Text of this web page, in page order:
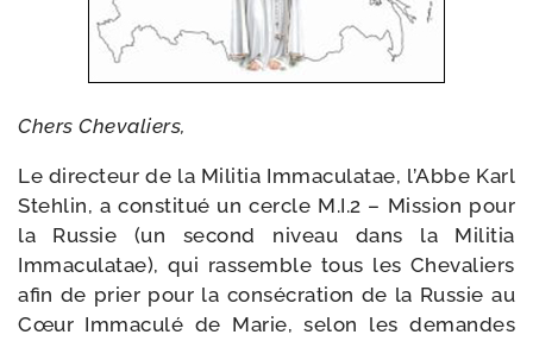
Chers Chevaliers,
Le direc­teur de la Militia Immaculatae, l’Abbe Karl
Stehlin, a consti­tué un cercle M.I.2 – Mission pour
la Russie (un second niveau dans la Militia
Immaculatae), qui ras­semble tous les Chevaliers
afin de prier pour la consé­cra­tion de la Russie au
Cœur Immaculé de Marie, selon les demandes